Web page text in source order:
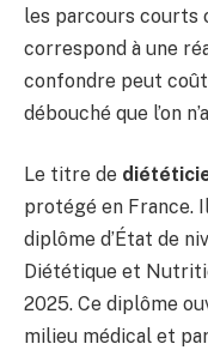
les parcours courts
correspond à une
confondre peut
débouché que l’on
Le titre de
protégé en France.
diplôme d’État de
Diététique et
2025. Ce diplôme
milieu médical et